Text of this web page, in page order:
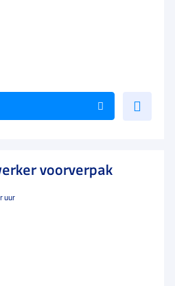
voorverpak
uur